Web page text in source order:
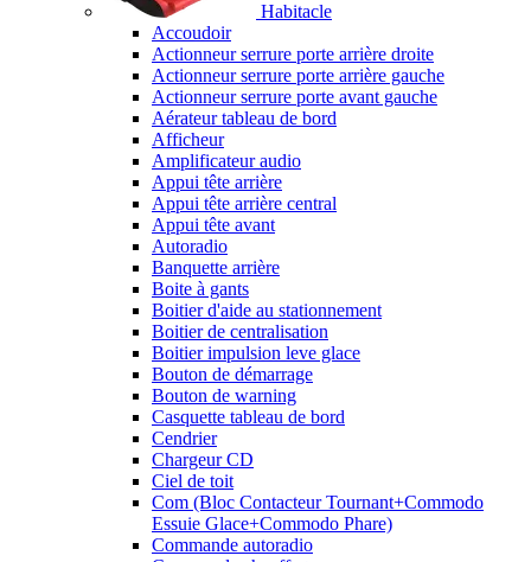
Habitacle
Accoudoir
Actionneur serrure porte arrière droite
Actionneur serrure porte arrière gauche
Actionneur serrure porte avant gauche
Aérateur tableau de bord
Afficheur
Amplificateur audio
Appui tête arrière
Appui tête arrière central
Appui tête avant
Autoradio
Banquette arrière
Boite à gants
Boitier d'aide au stationnement
Boitier de centralisation
Boitier impulsion leve glace
Bouton de démarrage
Bouton de warning
Casquette tableau de bord
Cendrier
Chargeur CD
Ciel de toit
Com (Bloc Contacteur Tournant+Commodo
Essuie Glace+Commodo Phare)
Commande autoradio